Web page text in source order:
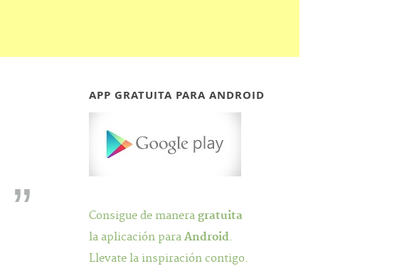
APP GRATUITA PARA ANDROID
Consigue de maneragratuita
la aplicación paraAndroid.
Llevate la inspiración contigo.